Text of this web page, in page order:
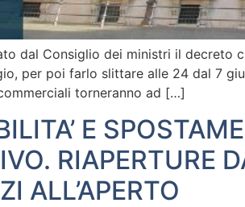
dal Consiglio dei ministri il decreto
per poi farlo slittare alle 24 dal 7
torneranno ad […]
E
RIAPERTURE
ALL’APERTO